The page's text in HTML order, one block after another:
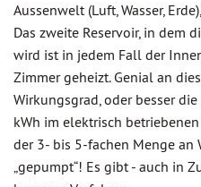
Aussenwelt (Luft, Wasser,
Das zweite Reservoir, in dem
wird ist in jedem Fall der
Zimmer geheizt. Genial an
Wirkungsgrad, oder besser
kWh im elektrisch
der 3- bis 5-fachen Menge an
„gepumpt“! Es gibt - auch in